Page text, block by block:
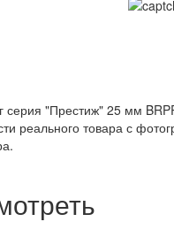
"Престиж" 25 мм
реального товара с